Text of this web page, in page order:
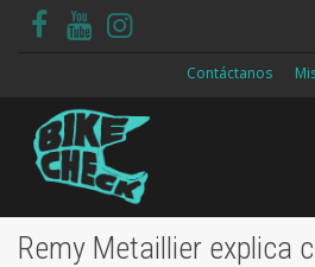
Contáctanos
Remy Metaillier explica